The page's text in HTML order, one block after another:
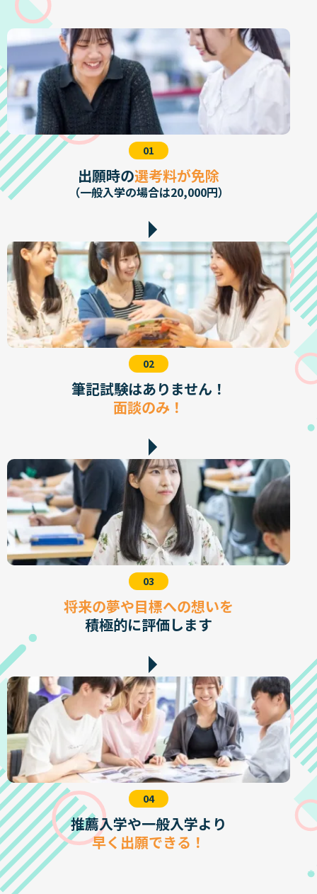
01
出願時の選考料が免除
（一般入学の場合は20,000円）
02
筆記試験はありません！
面談のみ！
03
将来の夢や目標への想いを
積極的に評価します
04
推薦入学や一般入学より
早く出願できる！